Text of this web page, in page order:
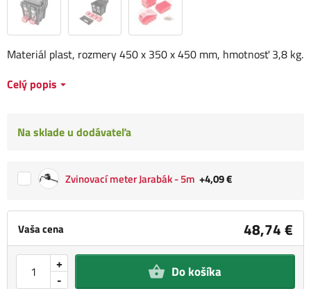
Vaša cena 48,74 €
-
+ Do košíka
Materiál plast, rozmery 450 x 350 x 450 mm, hmotnosť 3,8 kg.
Celý popis
Na sklade u dodávateľa
Zvinovací meter Jarabák - 5m +4,09 €